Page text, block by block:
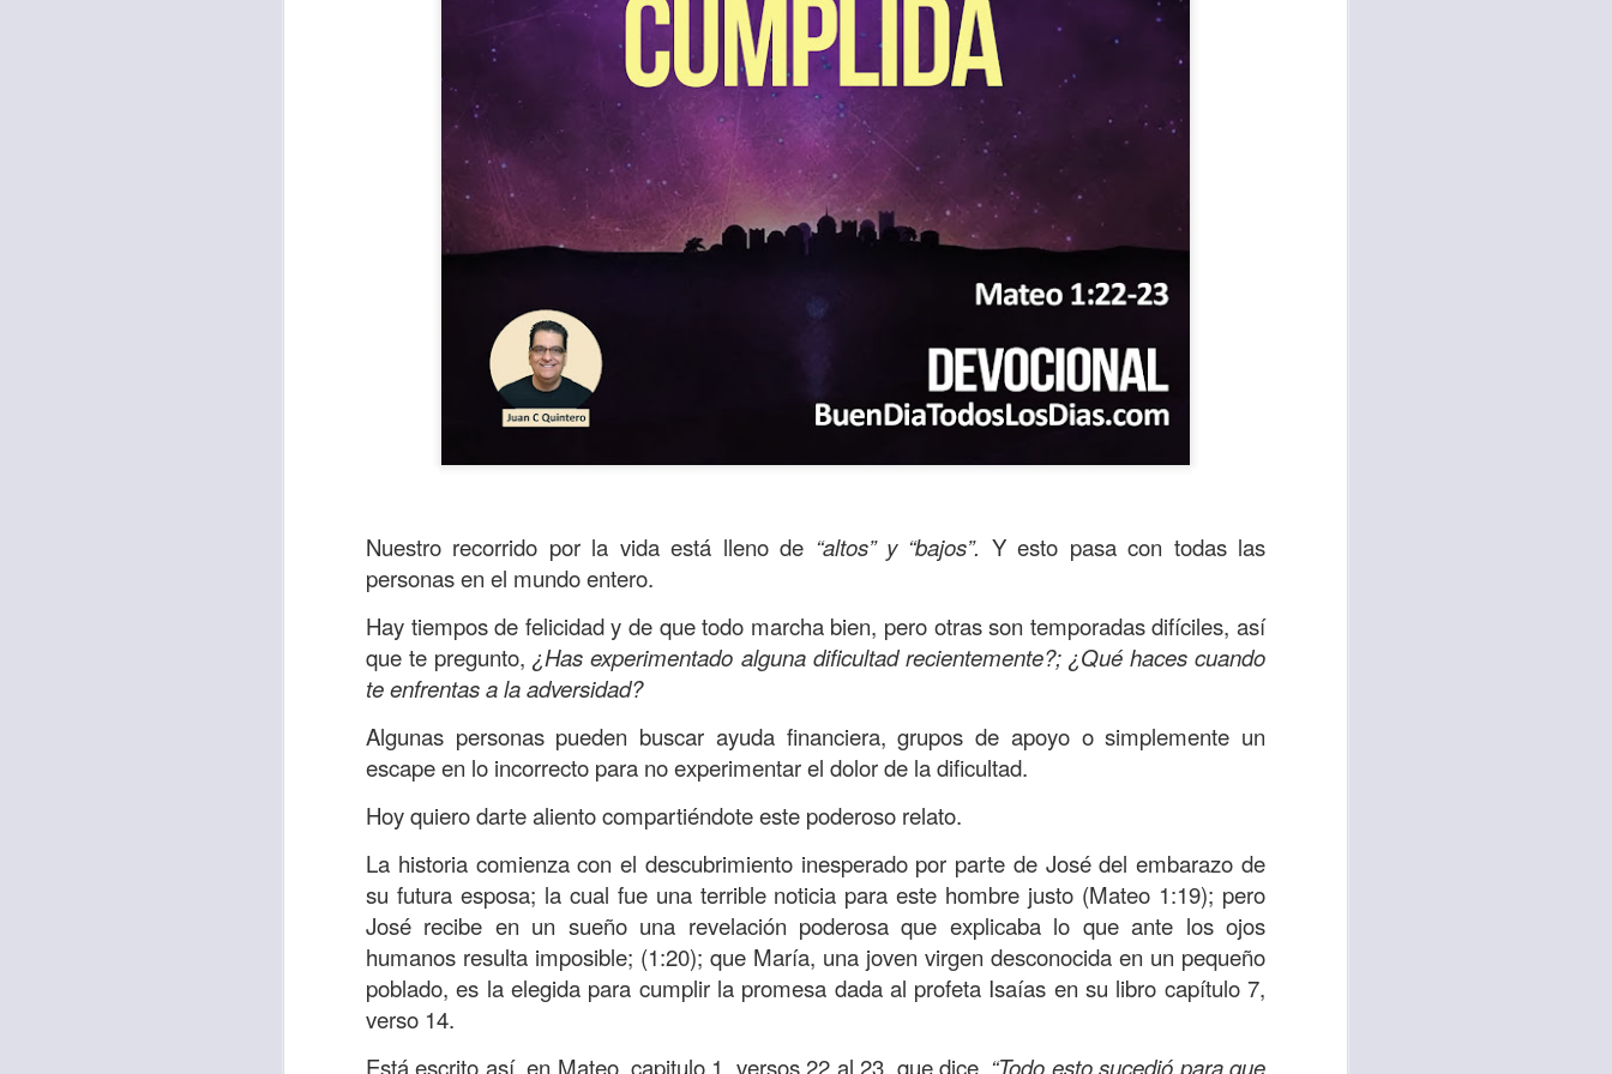
Nuestro recorrido por la vida está lleno de “altos” y “bajos”. Y esto pasa con todas las
personas en el mundo entero.
Hay tiempos de felicidad y de que todo marcha bien, pero otras son temporadas difíciles, así
que te pregunto,¿Has experimentado alguna dificultad recientemente?; ¿Qué haces cuando
te enfrentas a la adversidad?
Algunas personas pueden buscar ayuda financiera, grupos de apoyo o simplemente un
escape en lo incorrecto para no experimentar el dolor de la dificultad.
Hoy quiero darte aliento compartiéndote este poderoso relato.
La historia comienza con el descubrimiento inesperado por parte de José del embarazo de
su futura esposa; la cual fue una terrible noticia para este hombre justo (Mateo 1:19); pero
José recibe en un sueño una revelación poderosa que explicaba lo que ante los ojos
humanos resulta imposible; (1:20); que María, una joven virgen desconocida en un pequeño
poblado, es la elegida para cumplir la promesa dada al profeta Isaías en su libro capítulo 7,
verso 14.
Está escrito así, en Mateo, capitulo 1, versos 22 al 23, que dice, “Todo esto sucedió para que
Para muchos, la vida es una carrera continua de actividades perfectamente agendadas
acorde con una lista de logros esperados, la mayoría de ellos relacionados con el trabajo, los
logros profesionales e incluso los logros en el cuidado del cuerpo en el gimnasio.
“amados” , es decir, a nuestra familia.
Yo tengo gratos recuerdos del amor de mis padres y abuelos; y tal vez tú también tengas
esos buenos recuerdos; lo cierto es que para la mayoría de ellos ese amor significó inversión
de tiempo, muchos incluso sacrificando sus aspiraciones personales por estar en casa y dar
lo mejor que tenían por su familia.
Te invito a reflexionar sobre: ¿Cuáles son tus prioridades?, ¿En qué lugar está el amor hacia
tu familia?
En la Biblia, el capítulo 12 de la carta a los romanos se conoce como la lista de los deberes
Particularmente, en el verso 9 dice lo siguiente: El amor sea sin fingimiento. Aborreced lo
malo, seguid lo bueno ”. Romanos 12:9 (RVR1960)
Dios nos pide que amemos sin fingimiento, con sinceridad, pero eso también significa que
debemos dejar una huella marcada, una especie de impronta de amor en los corazones de
las personas que amamos.